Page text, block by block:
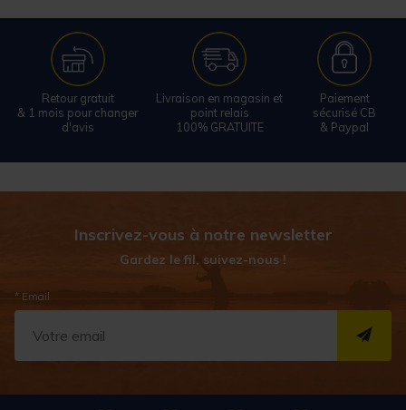
Retour gratuit
& 1 mois pour changer
d'avis
Livraison en magasin et
point relais
100% GRATUITE
Paiement
sécurisé CB
& Paypal
Inscrivez-vous à notre newsletter
Gardez le fil, suivez-nous !
* Email